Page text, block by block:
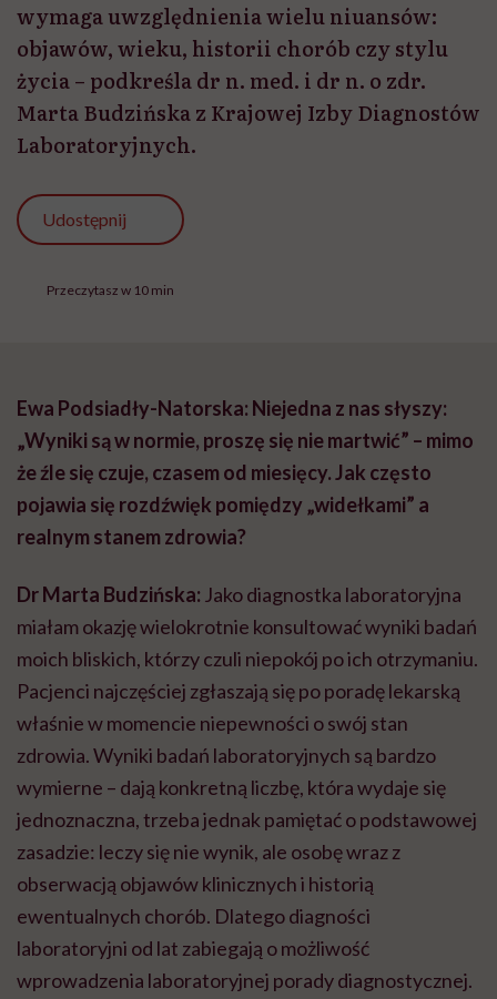
wymaga uwzględnienia wielu niuansów:
objawów, wieku, historii chorób czy stylu
życia – podkreśla dr n. med. i dr n. o zdr.
Marta Budzińska z Krajowej Izby Diagnostów
Laboratoryjnych.
Udostępnij
Przeczytasz w 10 min
Ewa Podsiadły-Natorska: Niejedna z nas słyszy:
„Wyniki są w normie, proszę się nie martwić” – mimo
że źle się czuje, czasem od miesięcy. Jak często
pojawia się rozdźwięk pomiędzy „widełkami” a
realnym stanem zdrowia?
Dr Marta Budzińska: Jako diagnostka laboratoryjna
miałam okazję wielokrotnie konsultować wyniki badań
moich bliskich, którzy czuli niepokój po ich otrzymaniu.
Pacjenci najczęściej zgłaszają się po poradę lekarską
właśnie w momencie niepewności o swój stan
zdrowia. Wyniki badań laboratoryjnych są bardzo
wymierne – dają konkretną liczbę, która wydaje się
jednoznaczna, trzeba jednak pamiętać o podstawowej
zasadzie: leczy się nie wynik, ale osobę wraz z
obserwacją objawów klinicznych i historią
ewentualnych chorób. Dlatego diagności
laboratoryjni od lat zabiegają o możliwość
wprowadzenia laboratoryjnej porady diagnostycznej.